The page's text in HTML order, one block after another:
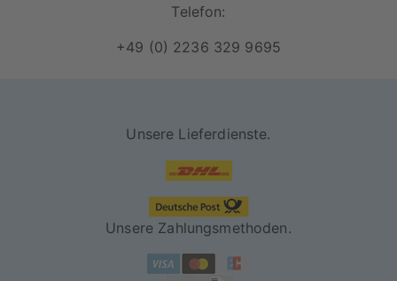
Telefon:
+49 (0) 2236 329 9695
Unsere Lieferdienste.
Unsere Zahlungsmethoden.